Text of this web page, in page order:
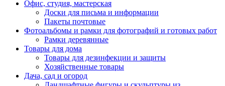
Офис, студия, мастерская
Доски для письма и информации
Пакеты почтовые
Фотоальбомы и рамки для фотографий и готовых работ
Рамки деревянные
Товары для дома
Товары для дезинфекции и защиты
Хозяйственные товары
Дача, сад и огород